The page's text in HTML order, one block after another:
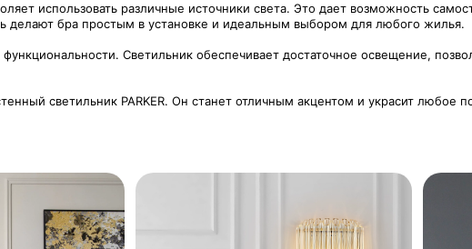
использовать различные источники света. Это дает возможность
делают бра простым в установке и идеальным выбором для любого жилья.
Светильник обеспечивает достаточное освещение,
светильник PARKER. Он станет отличным акцентом и украсит любое